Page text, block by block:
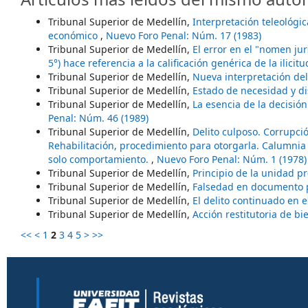
Tribunal Superior de Medellín, Interpretación
económico , Nuevo Foro Penal: Núm. 17 (1983)
Tribunal Superior de Medellín, El error en el "nomen
5°) hace referencia a la calificación genérica de la
Tribunal Superior de Medellín, Nueva interpretación
Tribunal Superior de Medellín, Estado de necesidad y
Tribunal Superior de Medellín, La esencia de la
Penal: Núm. 46 (1989)
Tribunal Superior de Medellín, Delito culposo.
Rehabilitación, procedimiento para otorgarla.
solo comportamiento. , Nuevo Foro Penal: Núm. 1 (1978)
Tribunal Superior de Medellín, Principio de la unidad
Tribunal Superior de Medellín, Falsedad en
Tribunal Superior de Medellín, El delito continuado en
Tribunal Superior de Medellín, Acción restitutoria de
<< < 1 2 3 4 5 > >>